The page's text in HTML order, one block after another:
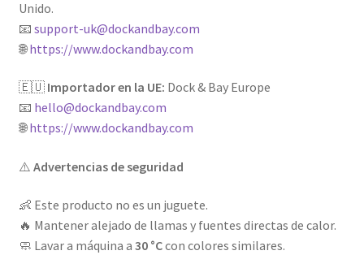
Unido.
📧 support-uk@dockandbay.com
🌐https://www.dockandbay.com
🇪🇺 Importador en la UE: Dock & Bay Europe
📧 hello@dockandbay.com
🌐https://www.dockandbay.com
⚠️ Advertencias de seguridad
👶 Este producto no es un juguete.
🔥 Mantener alejado de llamas y fuentes directas de calor.
🧼 Lavar a máquina a 30 °Ccon colores similares.